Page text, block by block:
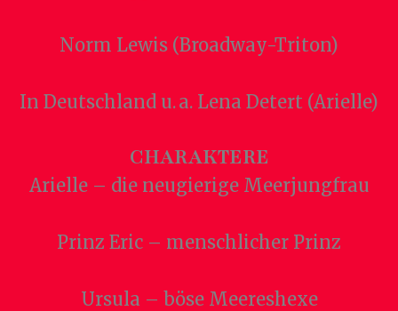
Norm Lewis (Broadway-Triton)
In Deutschland u. a. Lena Detert (Arielle)
CHARAKTERE
Arielle – die neugierige Meerjungfrau
Prinz Eric – menschlicher Prinz
Ursula – böse Meereshexe